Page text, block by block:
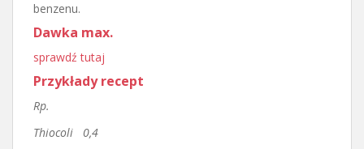
benzenu.
Dawka max.
sprawdź tutaj
Przykłady recept
Rp.
Thiocoli 0,4